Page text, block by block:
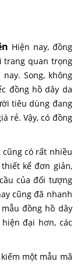
Hiện nay, đồng
trang quan trọng
Song, không
đồng hồ dây da
tiêu dùng đang
rẻ. Vậy, có đồng
cũng có rất nhiều
kế đơn giản,
của đối tượng
cũng đã nhanh
đồng hồ dây
đại hơn, các
một mẫu mã